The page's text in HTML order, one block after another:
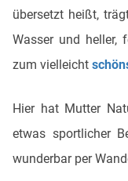
übersetzt heißt,
Wasser und heller,
zum vielleicht
Hier hat Mutter
etwas sportlicher
wunderbar per